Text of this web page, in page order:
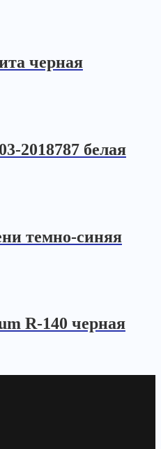
черная
2018787 белая
темно-синяя
R-140 черная